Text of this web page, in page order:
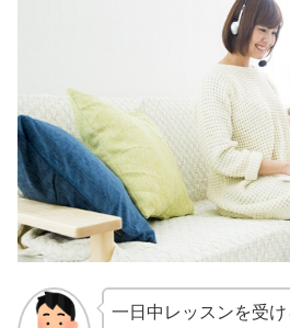
一日中レッスンを受